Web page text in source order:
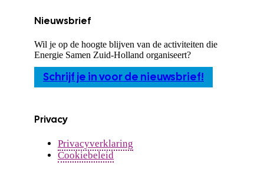
Nieuwsbrief
Wil je op de hoogte blijven van de activiteiten die
Energie Samen Zuid-Holland organiseert?
Schrijf je in voor de nieuwsbrief!
Privacy
Privacyverklaring
Cookiebeleid